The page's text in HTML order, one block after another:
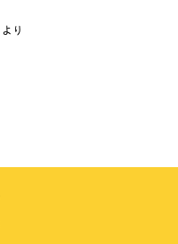
より